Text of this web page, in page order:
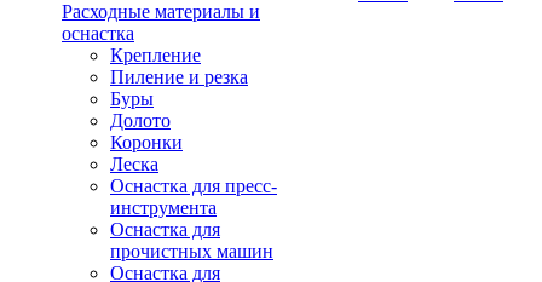
Расходные материалы и
оснастка
Крепление
Пиление и резка
Буры
Долото
Коронки
Леска
Оснастка для пресс-
инструмента
Оснастка для
прочистных машин
Оснастка для